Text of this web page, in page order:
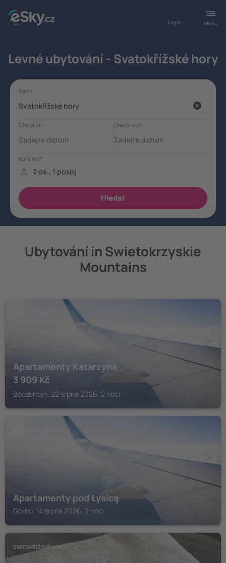
Menu
Log in
Levné ubytování - Svatokřížské hory
Ubytování in Swietokrzyskie
Mountains
Apartamenty Katarzyna
3 909 Kč
Bodzentyn, 22 srpna 2026, 2 noci
Apartamenty pod Łysicą
Gorno, 14 srpna 2026, 2 noci
SVATOKŘÍŽSKÉ HORY